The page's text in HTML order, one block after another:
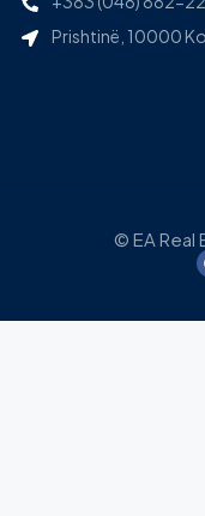
Prishtinë, 10000
© EA Real